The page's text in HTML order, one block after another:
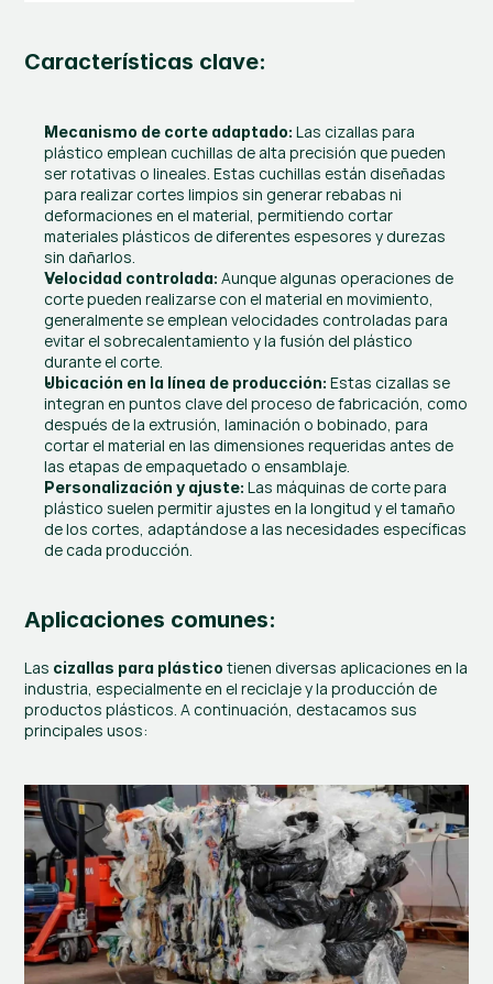
Características clave:
Mecanismo de corte adaptado: Las cizallas para
plástico emplean cuchillas de alta precisión que pueden
ser rotativas o lineales. Estas cuchillas están diseñadas
para realizar cortes limpios sin generar rebabas ni
deformaciones en el material, permitiendo cortar
materiales plásticos de diferentes espesores y durezas
sin dañarlos.
Velocidad controlada: Aunque algunas operaciones de
corte pueden realizarse con el material en movimiento,
generalmente se emplean velocidades controladas para
evitar el sobrecalentamiento y la fusión del plástico
durante el corte.
Ubicación en la línea de producción: Estas cizallas se
integran en puntos clave del proceso de fabricación, como
después de la extrusión, laminación o bobinado, para
cortar el material en las dimensiones requeridas antes de
las etapas de empaquetado o ensamblaje.
Personalización y ajuste: Las máquinas de corte para
plástico suelen permitir ajustes en la longitud y el tamaño
de los cortes, adaptándose a las necesidades específicas
de cada producción.
Aplicaciones comunes:
Las cizallas para plástico tienen diversas aplicaciones en la
industria, especialmente en el reciclaje y la producción de
productos plásticos. A continuación, destacamos sus
principales usos: